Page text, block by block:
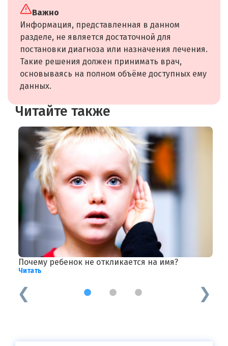
Важно
Информация, представленная в данном
разделе, не является достаточной для
постановки диагноза или назначения лечения.
Такие решения должен принимать врач,
основываясь на полном объёме доступных ему
данных.
Читайте также
Почему ребенок не откликается на имя?
Читать
1 2 3